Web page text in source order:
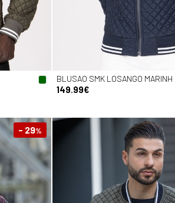
BLUSAO SMK LOSANGO MARINH
149.99€
- 29%